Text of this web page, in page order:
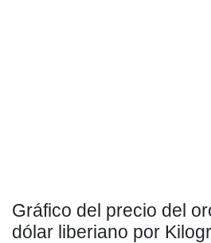
Gráfico del precio del
dólar liberiano por